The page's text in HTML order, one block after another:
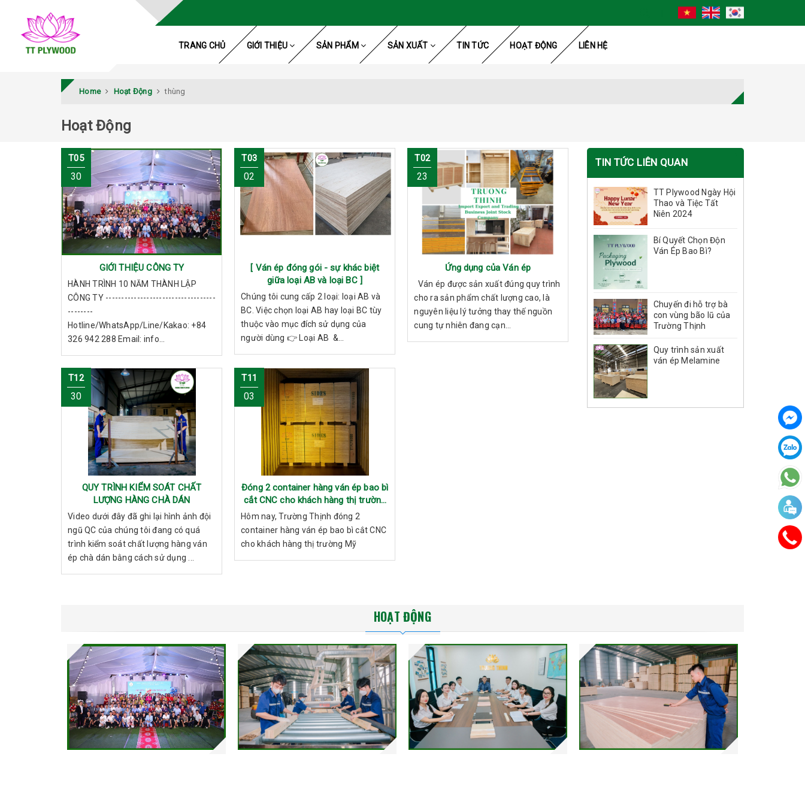
TRANG CHỦ GIỚI THIỆU SẢN PHẨM SẢN XUẤT TIN TỨC HOẠT ĐỘNG LIÊN HỆ
Home Hoạt Động thùng
Hoạt Động
T05
30
GIỚI THIỆU CÔNG TY
HÀNH TRÌNH 10 NĂM THÀNH LẬP
CÔNG TY -----------------------------------
--------
Hotline/WhatsApp/Line/Kakao: +84
326 942 288 Email: info...
T03
02
[ Ván ép đóng gói - sự khác biệt
giữa loại AB và loại BC ]
Chúng tôi cung cấp 2 loại: loại AB và
BC. Việc chọn loại AB hay loại BC tùy
thuộc vào mục đích sử dụng của
người dùng 👉 Loại AB &...
T02
23
Ứng dụng của Ván ép
Ván ép được sản xuất đúng quy trình
cho ra sản phẩm chất lượng cao, là
nguyên liệu lý tưởng thay thế nguồn
cung tự nhiên đang cạn...
T12
30
QUY TRÌNH KIỂM SOÁT CHẤT
LƯỢNG HÀNG CHÀ DÁN
Video dưới đây đã ghi lại hình ảnh đội
ngũ QC của chúng tôi đang có quá
trình kiểm soát chất lượng hàng ván
ép chà dán bằng cách sử dụng ...
T11
03
Đóng 2 container hàng ván ép bao bì
cắt CNC cho khách hàng thị trường
Mỹ
Hôm nay, Trường Thịnh đóng 2
container hàng ván ép bao bì cắt CNC
cho khách hàng thị trường Mỹ
TIN TỨC LIÊN QUAN
TT Plywood Ngày Hội
Thao và Tiệc Tất
Niên 2024
Bí Quyết Chọn Độn
Ván Ép Bao Bì?
Chuyến đi hỗ trợ bà
con vùng bão lũ của
Trường Thịnh
Quy trình sản xuất
ván ép Melamine
HOẠT ĐỘNG